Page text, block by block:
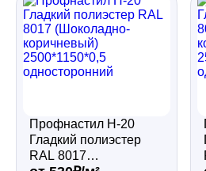
Профнастил Н-20
Гладкий полиэстер
RAL 8017